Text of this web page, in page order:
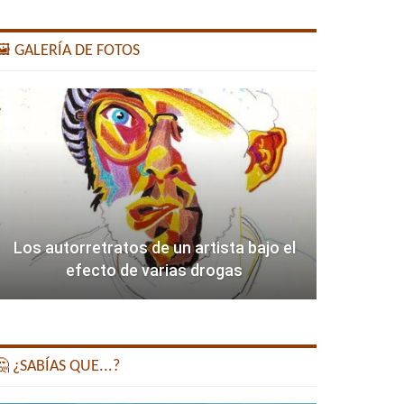
GALERÍA DE FOTOS
Los autorretratos de un artista bajo el
efecto de varias drogas
¿SABÍAS QUE...?